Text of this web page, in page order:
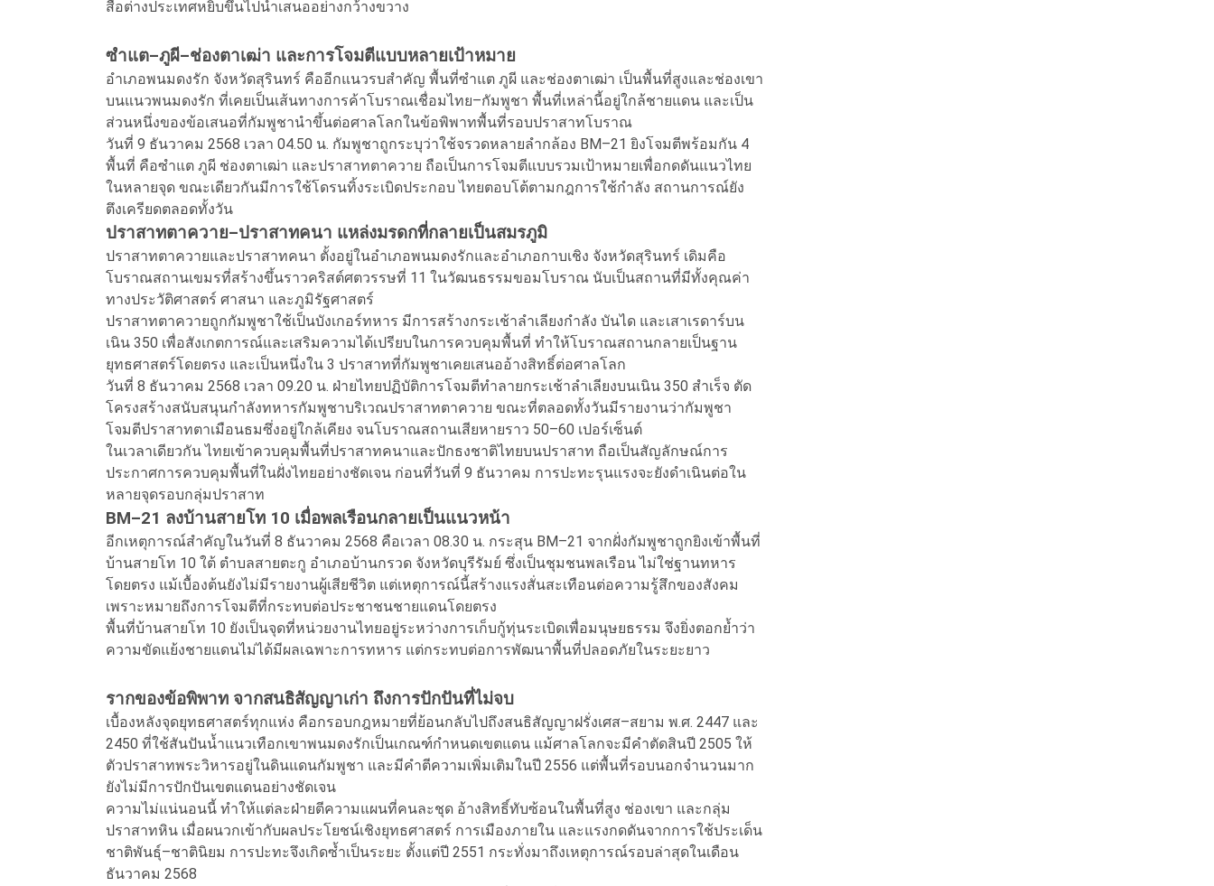
สื่อต่างประเทศหยิบขึ้นไปนำเสนออย่างกว้างขวาง
ซำแต–ภูผี–ช่องตาเฒ่า และการโจมตีแบบหลายเป้าหมาย
อำเภอพนมดงรัก จังหวัดสุรินทร์ คืออีกแนวรบสำคัญ พื้นที่ซำแต ภูผี และช่องตาเฒ่า เป็นพื้นที่สูงและช่องเขา
บนแนวพนมดงรัก ที่เคยเป็นเส้นทางการค้าโบราณเชื่อมไทย–กัมพูชา พื้นที่เหล่านี้อยู่ใกล้ชายแดน และเป็น
ส่วนหนึ่งของข้อเสนอที่กัมพูชานำขึ้นต่อศาลโลกในข้อพิพาทพื้นที่รอบปราสาทโบราณ
วันที่ 9 ธันวาคม 2568 เวลา 04.50 น. กัมพูชาถูกระบุว่าใช้จรวดหลายลำกล้อง BM–21 ยิงโจมตีพร้อมกัน 4
พื้นที่ คือซำแต ภูผี ช่องตาเฒ่า และปราสาทตาควาย ถือเป็นการโจมตีแบบรวมเป้าหมายเพื่อกดดันแนวไทย
ในหลายจุด ขณะเดียวกันมีการใช้โดรนทิ้งระเบิดประกอบ ไทยตอบโต้ตามกฎการใช้กำลัง สถานการณ์ยัง
ตึงเครียดตลอดทั้งวัน
ปราสาทตาควาย–ปราสาทคนา แหล่งมรดกที่กลายเป็นสมรภูมิ
ปราสาทตาควายและปราสาทคนา ตั้งอยู่ในอำเภอพนมดงรักและอำเภอกาบเชิง จังหวัดสุรินทร์ เดิมคือ
โบราณสถานเขมรที่สร้างขึ้นราวคริสต์ศตวรรษที่ 11 ในวัฒนธรรมขอมโบราณ นับเป็นสถานที่มีทั้งคุณค่า
ทางประวัติศาสตร์ ศาสนา และภูมิรัฐศาสตร์
ปราสาทตาควายถูกกัมพูชาใช้เป็นบังเกอร์ทหาร มีการสร้างกระเช้าลำเลียงกำลัง บันได และเสาเรดาร์บน
เนิน 350 เพื่อสังเกตการณ์และเสริมความได้เปรียบในการควบคุมพื้นที่ ทำให้โบราณสถานกลายเป็นฐาน
ยุทธศาสตร์โดยตรง และเป็นหนึ่งใน 3 ปราสาทที่กัมพูชาเคยเสนออ้างสิทธิ์ต่อศาลโลก
วันที่ 8 ธันวาคม 2568 เวลา 09.20 น. ฝ่ายไทยปฏิบัติการโจมตีทำลายกระเช้าลำเลียงบนเนิน 350 สำเร็จ ตัด
โครงสร้างสนับสนุนกำลังทหารกัมพูชาบริเวณปราสาทตาควาย ขณะที่ตลอดทั้งวันมีรายงานว่ากัมพูชา
โจมตีปราสาทตาเมือนธมซึ่งอยู่ใกล้เคียง จนโบราณสถานเสียหายราว 50–60 เปอร์เซ็นต์
ในเวลาเดียวกัน ไทยเข้าควบคุมพื้นที่ปราสาทคนาและปักธงชาติไทยบนปราสาท ถือเป็นสัญลักษณ์การ
ประกาศการควบคุมพื้นที่ในฝั่งไทยอย่างชัดเจน ก่อนที่วันที่ 9 ธันวาคม การปะทะรุนแรงจะยังดำเนินต่อใน
หลายจุดรอบกลุ่มปราสาท
BM–21 ลงบ้านสายโท 10 เมื่อพลเรือนกลายเป็นแนวหน้า
อีกเหตุการณ์สำคัญในวันที่ 8 ธันวาคม 2568 คือเวลา 08.30 น. กระสุน BM–21 จากฝั่งกัมพูชาถูกยิงเข้าพื้นที่
บ้านสายโท 10 ใต้ ตำบลสายตะกู อำเภอบ้านกรวด จังหวัดบุรีรัมย์ ซึ่งเป็นชุมชนพลเรือน ไม่ใช่ฐานทหาร
โดยตรง แม้เบื้องต้นยังไม่มีรายงานผู้เสียชีวิต แต่เหตุการณ์นี้สร้างแรงสั่นสะเทือนต่อความรู้สึกของสังคม
เพราะหมายถึงการโจมตีที่กระทบต่อประชาชนชายแดนโดยตรง
พื้นที่บ้านสายโท 10 ยังเป็นจุดที่หน่วยงานไทยอยู่ระหว่างการเก็บกู้ทุ่นระเบิดเพื่อมนุษยธรรม จึงยิ่งตอกย้ำว่า
ความขัดแย้งชายแดนไม่ได้มีผลเฉพาะการทหาร แต่กระทบต่อการพัฒนาพื้นที่ปลอดภัยในระยะยาว
รากของข้อพิพาท จากสนธิสัญญาเก่า ถึงการปักปันที่ไม่จบ
เบื้องหลังจุดยุทธศาสตร์ทุกแห่ง คือกรอบกฎหมายที่ย้อนกลับไปถึงสนธิสัญญาฝรั่งเศส–สยาม พ.ศ. 2447 และ
2450 ที่ใช้สันปันน้ำแนวเทือกเขาพนมดงรักเป็นเกณฑ์กำหนดเขตแดน แม้ศาลโลกจะมีคำตัดสินปี 2505 ให้
ตัวปราสาทพระวิหารอยู่ในดินแดนกัมพูชา และมีคำตีความเพิ่มเติมในปี 2556 แต่พื้นที่รอบนอกจำนวนมาก
ยังไม่มีการปักปันเขตแดนอย่างชัดเจน
ความไม่แน่นอนนี้ ทำให้แต่ละฝ่ายตีความแผนที่คนละชุด อ้างสิทธิ์ทับซ้อนในพื้นที่สูง ช่องเขา และกลุ่ม
ปราสาทหิน เมื่อผนวกเข้ากับผลประโยชน์เชิงยุทธศาสตร์ การเมืองภายใน และแรงกดดันจากการใช้ประเด็น
ชาติพันธุ์–ชาตินิยม การปะทะจึงเกิดซ้ำเป็นระยะ ตั้งแต่ปี 2551 กระทั่งมาถึงเหตุการณ์รอบล่าสุดในเดือน
ธันวาคม 2568